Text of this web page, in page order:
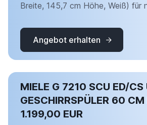
Breite, 145,7 cm Höhe, Weiß) für
Angebot erhalten
MIELE G 7210 SCU ED/
GESCHIRRSPÜLER 60 CM
1.199,00 EUR